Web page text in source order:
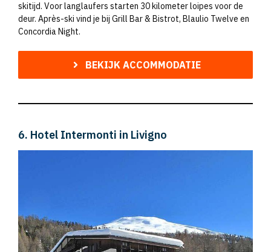
skitijd. Voor langlaufers starten 30 kilometer loipes voor de
deur. Après-ski vind je bij Grill Bar & Bistrot, Blaulio Twelve en
Concordia Night.
BEKIJK ACCOMMODATIE
6. Hotel Intermonti in Livigno